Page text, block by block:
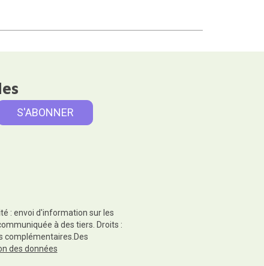
: envoi d'information sur les
à des tiers. Droits :
complémentaires.Des
des données